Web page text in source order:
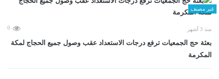
غير مصنف
منذ 3 أشهر 0
بعثة حج الجمعيات ترفع درجات الاستعداد عقب وصول جميع الحجاج لمكة
المكرمة